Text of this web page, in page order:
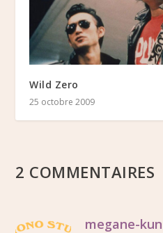
Wild Zero
25 octobre 2009
2 COMMENTAIRES
megane-kun